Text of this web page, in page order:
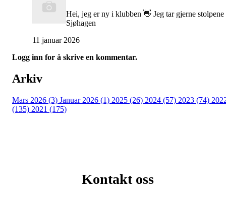
Hei, jeg er ny i klubben 👋 Jeg tar gjerne stolpene
Sjøhagen
11 januar 2026
Logg inn for å skrive en kommentar.
Arkiv
Mars 2026 (3) Januar 2026 (1) 2025 (26) 2024 (57) 2023 (74)
(135) 2021 (175)
Kontakt oss